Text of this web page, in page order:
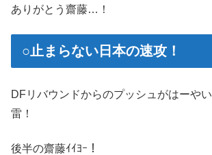
ありがとう齋藤…！
○止まらない日本の速攻！
DFリバウンドからのプッシュがはーや
雷！
後半の齋藤ｲｲﾖｰ！